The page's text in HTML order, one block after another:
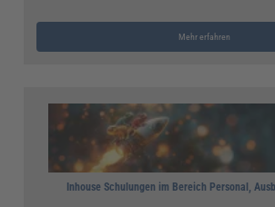
Mehr erfahren
Inhouse Schulungen im Bereich Personal,